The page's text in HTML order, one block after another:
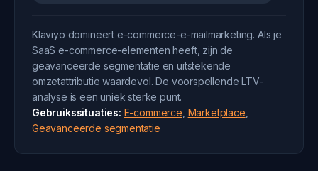
Klaviyo domineert e-commerce-e-mailmarketing. Als je
SaaS e-commerce-elementen heeft, zijn de
geavanceerde segmentatie en uitstekende
omzetattributie waardevol. De voorspellende LTV-
analyse is een uniek sterke punt.
Gebruikssituaties: E-commerce Marketplace
Geavanceerde segmentatie